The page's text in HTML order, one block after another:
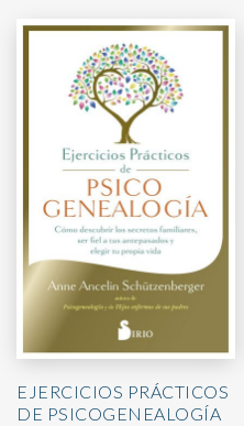
EJERCICIOS PRÁCTICOS
DE PSICOGENEALOGÍA